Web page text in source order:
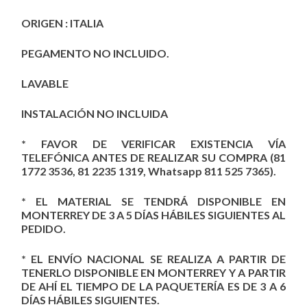
ORIGEN : ITALIA
PEGAMENTO NO INCLUIDO.
LAVABLE
INSTALACIÓN NO INCLUIDA
* FAVOR DE VERIFICAR EXISTENCIA VÍA
TELEFÓNICA ANTES DE REALIZAR SU COMPRA (81
1772 3536, 81 2235 1319, Whatsapp 811 525 7365).
* EL MATERIAL SE TENDRÁ DISPONIBLE EN
MONTERREY DE 3 A 5 DÍAS HÁBILES SIGUIENTES AL
PEDIDO.
* EL ENVÍO NACIONAL SE REALIZA A PARTIR DE
TENERLO DISPONIBLE EN MONTERREY Y A PARTIR
DE AHÍ EL TIEMPO DE LA PAQUETERÍA ES DE 3 A 6
DÍAS HÁBILES SIGUIENTES.